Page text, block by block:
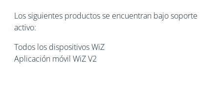
Los siguientes productos se encuentran bajo soporte
activo:
Todos los dispositivos WiZ
Aplicación móvil WiZ V2